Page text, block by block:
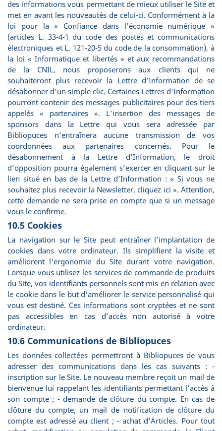
des informations vous permettant de mieux utiliser le Site et
met en avant les nouveautés de celui-ci. Conformément à la
loi pour la « Confiance dans l’économie numérique »
(articles L. 33-4-1 du code des postes et communications
électroniques et L. 121-20-5 du code de la consommation), à
la loi « Informatique et libertés » et aux recommandations
de la CNIL, nous proposerons aux clients qui ne
souhaiteront plus recevoir la Lettre d’Information de se
désabonner d’un simple clic. Certaines Lettres d’Information
pourront contenir des messages publicitaires pour des tiers
appelés « partenaires ». L’insertion des messages de
sponsors dans la Lettre qui vous sera adressée par
Bibliopuces n’entraînera aucune transmission de vos
coordonnées aux partenaires concernés. Pour le
désabonnement à la Lettre d’Information, le droit
d’opposition pourra également s’exercer en cliquant sur le
lien situé en bas de la Lettre d’Information : « Si vous ne
souhaitez plus recevoir la Newsletter, cliquez ici ». Attention,
cette demande ne sera prise en compte que si un message
vous le confirme.
10.5 Cookies
La navigation sur le Site peut entraîner l’implantation de
cookies dans votre ordinateur. Ils simplifient la visite et
améliorent l'ergonomie du Site durant votre navigation.
Lorsque vous utilisez les services de commande de produits
du Site, vos identifiants personnels sont mis en relation avec
le cookie dans le but d'améliorer le service personnalisé qui
vous est destiné. Ces informations sont cryptées et ne sont
pas accessibles en cas d’accès non autorisé à votre
ordinateur.
10.6 Communications de Bibliopuces
Les données collectées permettront à Bibliopuces de vous
adresser des communications dans les cas suivants : -
inscription sur le Site. Le nouveau membre reçoit un mail de
bienvenue lui rappelant les identifiants permettant l’accès à
son compte ; - demande de clôture du compte. En cas de
clôture du compte, un mail de notification de clôture du
compte est adressé au client ; - achat d’Articles. Pour tout